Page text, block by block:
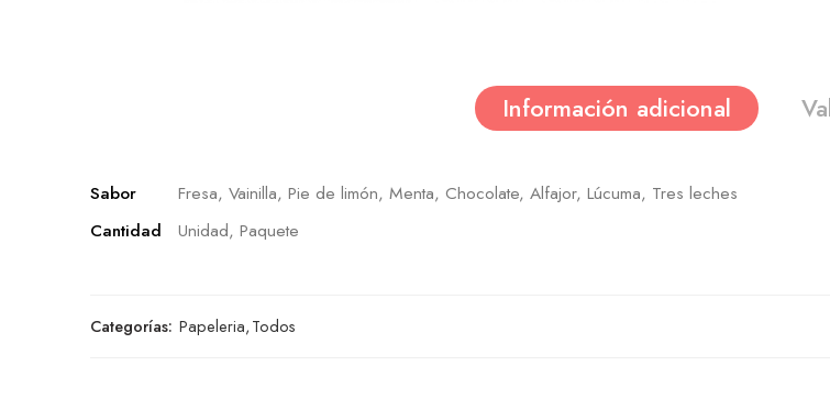
Información adicional
Sabor
Fresa, Vainilla, Pie de limón, Menta, Chocolate, Alfajor, Lúcuma, Tres leches
Cantidad
Unidad, Paquete
Categorías: Papeleria,Todos